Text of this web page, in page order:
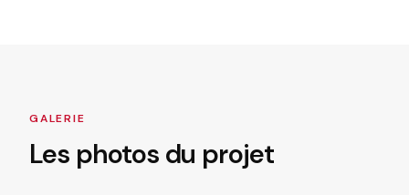
GALERIE
Les photos du projet